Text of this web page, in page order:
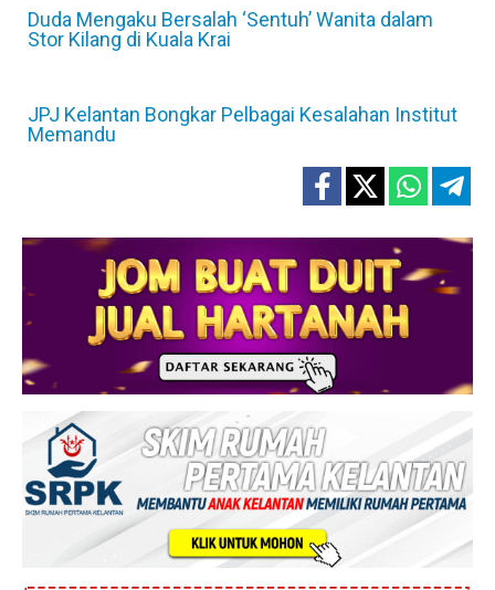
Duda Mengaku Bersalah ‘Sentuh’ Wanita dalam
Stor Kilang di Kuala Krai
JPJ Kelantan Bongkar Pelbagai Kesalahan Institut
Memandu